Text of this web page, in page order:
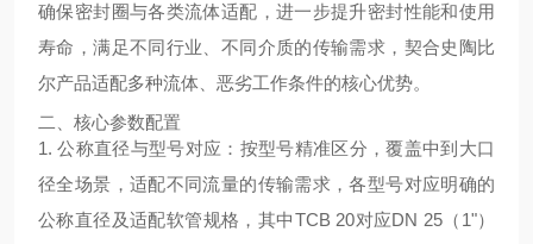
确保密封圈与各类流体适配，进一步提升密封性能和使用
寿命，满足不同行业、不同介质的传输需求，契合史陶比
尔产品适配多种流体、恶劣工作条件的核心优势。
二、核心参数配置
1. 公称直径与型号对应：按型号精准区分，覆盖中到大口
径全场景，适配不同流量的传输需求，各型号对应明确的
公称直径及适配软管规格，其中TCB 20对应DN 25（1"）